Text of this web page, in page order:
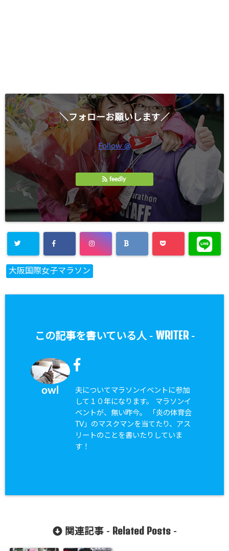
＼フォローお願いします／
Follow @
feedly
大阪国際女子マラソン
この記事を書いている人 - WRITER-
owl
夫についてマラソンイベントに参加
して１０年になります。 マラソンイ
ベントが、無い昨今。 「炎の体育会
TV」のマスクマンを当てたり、アス
リートのことを書いたりしていま
す！
関連記事 - Related Posts-